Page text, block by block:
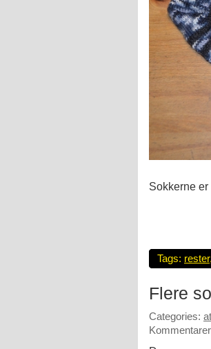
Sokkerne
Tags: rester
Flere
Categories: